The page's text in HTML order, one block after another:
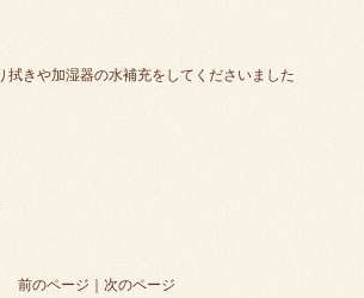
きや加湿器の水補充をしてくださいました
前のページ ｜ 次のページ